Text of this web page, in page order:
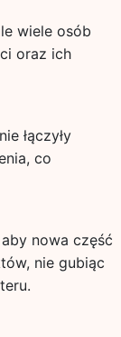
wiele osób
oraz ich
łączyły
co
nowa część
nie gubiąc